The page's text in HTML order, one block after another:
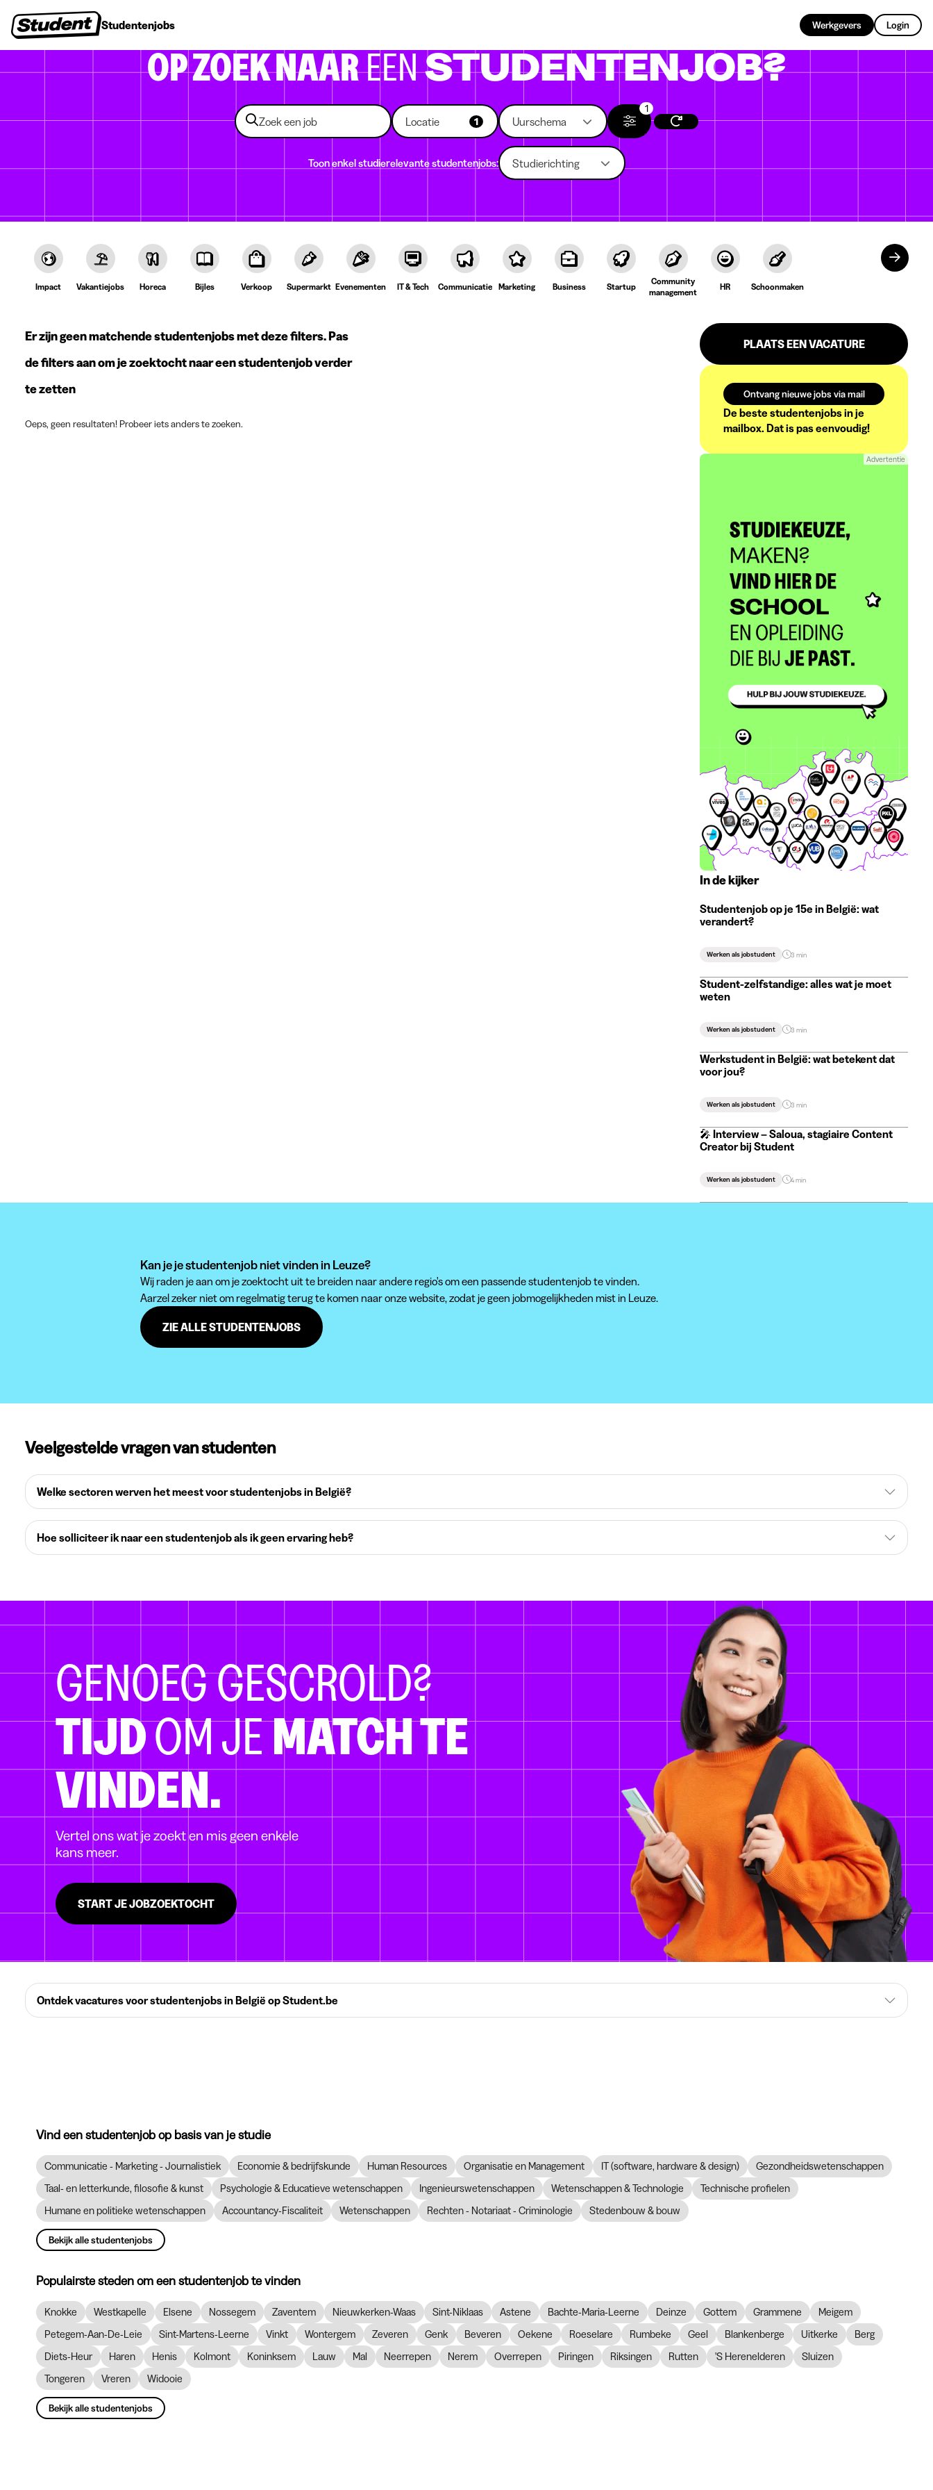
Studentenjobs Werkgevers Login
OP ZOEK NAAREENSTUDENTENJOB?
Locatie 1 Uurschema
1
Toon enkel studierelevante studentenjobs: Studierichting
Impact Vakantiejobs Horeca Bijles Verkoop Supermarkt Evenementen IT & Tech Communicatie Marketing Business Startup
Community
management
HR Schoonmaken
Er zijn geen matchende studentenjobs met deze filters. Pas
de filters aan om je zoektocht naar een studentenjob verder
te zetten
Oeps, geen resultaten! Probeer iets anders te zoeken.
PLAATS EEN VACATURE
Ontvang nieuwe jobs via mail
De beste studentenjobs in je
mailbox. Dat is pas eenvoudig!
Advertentie
In de kijker
Studentenjob op je 15e in België: wat
verandert?
Werken als jobstudent 3 min
Student-zelfstandige: alles wat je moet
weten
Werken als jobstudent 3 min
Werkstudent in België: wat betekent dat
voor jou?
Werken als jobstudent 3 min
🎤 Interview – Saloua, stagiaire Content
Creator bij Student
Werken als jobstudent 4 min
Kan je je studentenjob niet vinden in Leuze?
Wij raden je aan om je zoektocht uit te breiden naar andere regio's om een passende studentenjob te vinden.
Aarzel zeker niet om regelmatig terug te komen naar onze website, zodat je geen jobmogelijkheden mist in Leuze.
ZIE ALLE STUDENTENJOBS
Veelgestelde vragen van studenten
Welke sectoren werven het meest voor studentenjobs in België?
Hoe solliciteer ik naar een studentenjob als ik geen ervaring heb?
GENOEG GESCROLD?
TIJDOM JEMATCH TE
VINDEN.
Vertel ons wat je zoekt en mis geen enkele
kans meer.
START JE JOBZOEKTOCHT
Ontdek vacatures voor studentenjobs in België op Student.be
Vind een studentenjob op basis van je studie
Communicatie - Marketing - Journalistiek Economie & bedrijfskunde Human Resources Organisatie en Management IT (software, hardware & design)
Gezondheidswetenschappen
Taal- en letterkunde, filosofie & kunst
Psychologie & Educatieve wetenschappen Ingenieurswetenschappen Wetenschappen & Technologie
Technische profielen
Humane en politieke wetenschappen
Accountancy-Fiscaliteit Wetenschappen Rechten - Notariaat - Criminologie Stedenbouw & bouw
Bekijk alle studentenjobs
Populairste steden om een studentenjob te vinden
Knokke Westkapelle Elsene Nossegem Zaventem Nieuwkerken-Waas Sint-Niklaas Astene Bachte-Maria-Leerne Deinze Gottem Grammene
Meigem
Petegem-Aan-De-Leie
Sint-Martens-Leerne Vinkt Wontergem Zeveren Genk Beveren Oekene Roeselare Rumbeke Geel Blankenberge Uitkerke
Berg
Diets-Heur
Haren Henis Kolmont Koninksem Lauw Mal Neerrepen Nerem Overrepen Piringen Riksingen Rutten 'S Herenelderen
Sluizen
Tongeren
Vreren Widooie
Bekijk alle studentenjobs